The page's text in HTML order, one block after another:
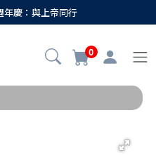
年慶：與上帝同行
0